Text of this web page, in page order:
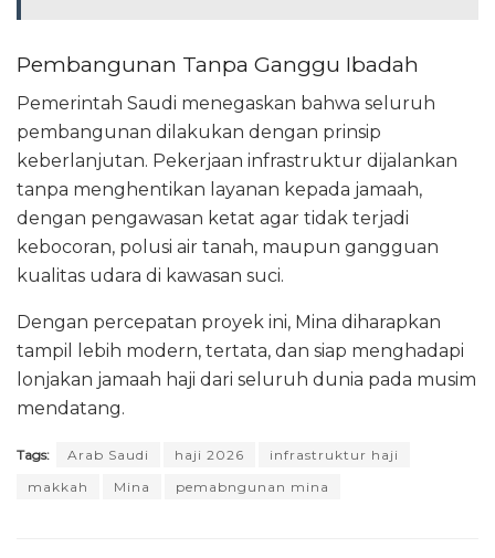
Pembangunan Tanpa Ganggu Ibadah
Pemerintah Saudi menegaskan bahwa seluruh
pembangunan dilakukan dengan prinsip
keberlanjutan. Pekerjaan infrastruktur dijalankan
tanpa menghentikan layanan kepada jamaah,
dengan pengawasan ketat agar tidak terjadi
kebocoran, polusi air tanah, maupun gangguan
kualitas udara di kawasan suci.
Dengan percepatan proyek ini, Mina diharapkan
tampil lebih modern, tertata, dan siap menghadapi
lonjakan jamaah haji dari seluruh dunia pada musim
mendatang.
Tags: Arab Saudi haji 2026
infrastruktur haji
makkah
Mina pemabngunan mina